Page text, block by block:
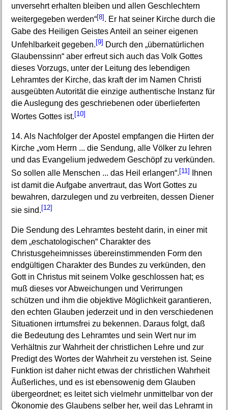
unversehrt erhalten bleiben und allen Geschlechtern
weitergegeben werden“[8]. Er hat seiner Kirche durch die
Gabe des Heiligen Geistes Anteil an seiner eigenen
Unfehlbarkeit gegeben. [9] Durch den „übernatürlichen
Glaubenssinn“ aber erfreut sich auch das Volk Gottes
dieses Vorzugs, unter der Leitung des lebendigen
Lehramtes der Kirche, das kraft der im Namen Christi
ausgeübten Autorität die einzige authentische Instanz für
die Auslegung des geschriebenen oder überlieferten
Wortes Gottes ist. [10]
14. Als Nachfolger der Apostel empfangen die Hirten der
Kirche „vom Herrn ... die Sendung, alle Völker zu lehren
und das Evangelium jedwedem Geschöpf zu verkünden.
So sollen alle Menschen ... das Heil erlangen“.[11]
Ihnen
ist damit die Aufgabe anvertraut, das Wort Gottes zu
bewahren, darzulegen und zu verbreiten, dessen Diener
sie sind.[12]
Die Sendung des Lehramtes besteht darin, in einer mit
dem „eschatologischen“ Charakter des
Christusgeheimnisses übereinstimmenden Form den
endgültigen Charakter des Bundes zu verkünden, den
Gott in Christus mit seinem Volke geschlossen hat; es
muß dieses vor Abweichungen und Verirrungen
schützen und ihm die objektive Möglichkeit garantieren,
den echten Glauben jederzeit und in den verschiedenen
Situationen irrtumsfrei zu bekennen. Daraus folgt, daß
die Bedeutung des Lehramtes und sein Wert nur im
Verhältnis zur Wahrheit der christlichen Lehre und zur
Predigt des Wortes der Wahrheit zu verstehen ist. Seine
Funktion ist daher nicht etwas der christlichen Wahrheit
Äußerliches, und es ist ebensowenig dem Glauben
übergeordnet; es leitet sich vielmehr unmittelbar von der
Ökonomie des Glaubens selber her, weil das Lehramt in